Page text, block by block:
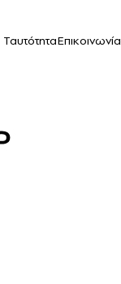
ΤαυτότηταΕπικοινωνία